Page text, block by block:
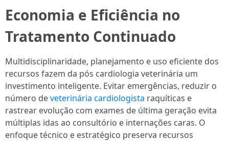
Economia e Eficiência no
Tratamento Continuado
Multidisciplinaridade, planejamento e uso eficiente dos
recursos fazem da pós cardiologia veterinária um
investimento inteligente. Evitar emergências, reduzir o
número deveterinária cardiologista raquíticas e
rastrear evolução com exames de última geração evita
múltiplas idas ao consultório e internações caras. O
enfoque técnico e estratégico preserva recursos